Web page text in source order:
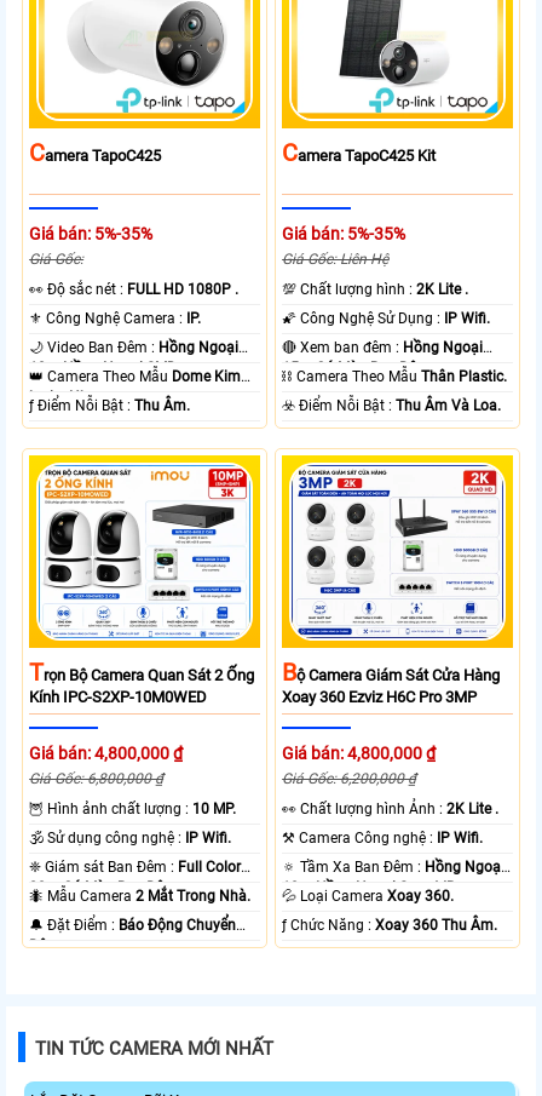
CAmera TapoC425
Giá bán: 5%-35%
Giá Gốc:
️👀 Độ sắc nét : FULL HD 1080P .
⚜️ Công Nghệ Camera :
IP.
🌙 Video Ban Đêm : Hồng Ngoại
10m Hồng Ngoại SMD.
👑 Camera Theo Mẫu Dome Kim
loại + Nhựa.
️ƒ Điểm Nỗi Bật :Thu Âm.
CAmera TapoC425 Kit
Giá bán: 5%-35%
Giá Gốc: Liên Hệ
💯 Chất lượng hình :2K Lite .
🌠 Công Nghệ Sử Dụng :
IP Wifi.
🔴 Xem ban đêm : Hồng Ngoại
15m Có Màu Ban Ðêm.
⛓ Camera Theo MẫuThân Plastic.
️☣️ Điểm Nỗi Bật :Thu Âm Và Loa.
TRọn Bộ Camera Quan Sát 2 Ống
Kính IPC-S2XP-10M0WED
Giá bán: 4,800,000 ₫
Giá Gốc: 6,800,000 ₫
🦉 Hình ảnh chất lượng : 10 MP.
🕉️ Sử dụng công nghệ : IP Wifi.
❈ Giám sát Ban Đêm : Full Color
20m Có Màu Ban Ðêm.
🐜 Mẫu Camera2 Mắt Trong Nhà.
️🔔 Đặt Điểm : Báo Động Chuyển
Động.
BỘ Camera Giám Sát Cửa Hàng
Xoay 360 Ezviz H6C Pro 3MP
Giá bán: 4,800,000 ₫
Giá Gốc: 6,200,000 ₫
️👀 Chất lượng hình Ảnh :2K Lite .
⚒ Camera Công nghệ : IP Wifi.
🔅 Tầm Xa Ban Đêm : Hồng Ngoại
10m Hồng Ngoại Smart IR.
💦 Loại CameraXoay 360.
️ƒ Chức Năng :Xoay 360 Thu Âm.
TIN TỨC CAMERA MỚI NHẤT